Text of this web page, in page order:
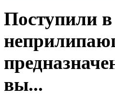
Поступили
вы...